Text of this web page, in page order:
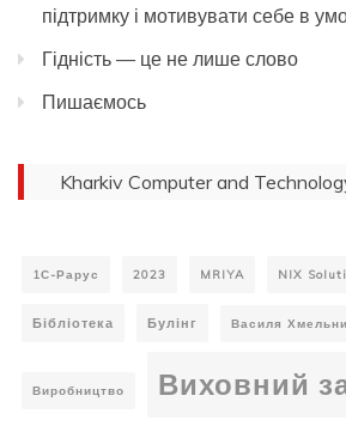
підтримку і мотивувати себе в
Гідність — це не лише слово
Пишаємось
Kharkiv Computer and
1С-Рарус 2023 MRIYA NIX
Бібліотека Булінг Василя
Виробництво Виховний